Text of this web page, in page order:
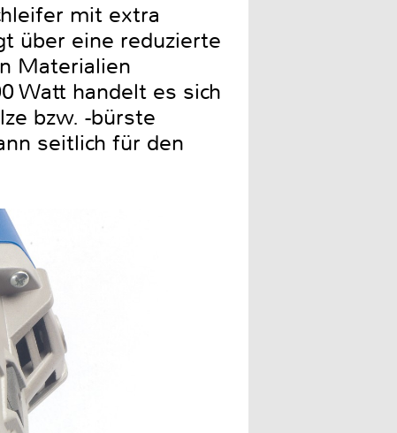
mit extra
über eine reduzierte
Materialien
Watt handelt es sich
bzw. -bürste
seitlich für den